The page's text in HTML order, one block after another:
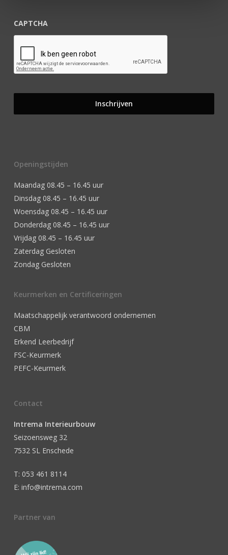
CAPTCHA
Openingstijden
Maandag 08.45 – 16.45 uur
Dinsdag 08.45 – 16.45 uur
Woensdag 08.45 – 16.45 uur
Donderdag 08.45 – 16.45 uur
Vrijdag 08.45 – 16.45 uur
Zaterdag Gesloten
Zondag Gesloten
Keurmerken en Certificeringen
Maatschappelijk verantwoord ondernemen
CBM
Erkend Leerbedrijf
FSC-Keurmerk
PEFC-Keurmerk
Contact
Intrema Interieurbouw
Seizoensweg 32
7532 SL Enschede
T: 053 461 8114
E: info@intrema.com
Partner van